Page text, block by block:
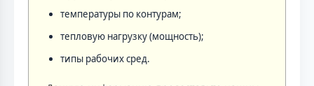
температуры по контурам;
тепловую нагрузку (мощность);
типы рабочих сред.